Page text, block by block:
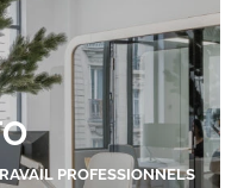
PROFESSIONNELS